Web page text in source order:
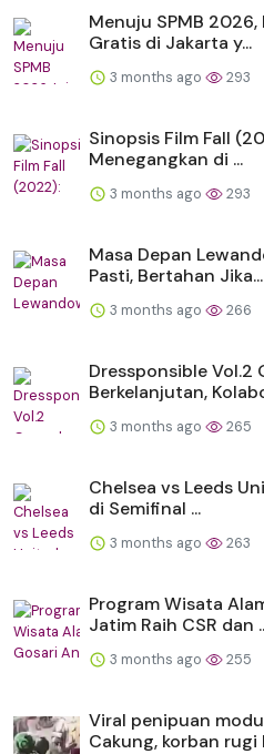
Menuju SPMB
Gratis di Jakarta y...
3 months ago 293
Sinopsis Film Fall
Menegangkan di ...
3 months ago 293
Masa Depan
Pasti, Bertahan Jika...
3 months ago 266
Dressponsible Vol.2
Berkelanjutan,
3 months ago 265
Chelsea vs Leeds
di Semifinal ...
3 months ago 263
Program Wisata
Jatim Raih CSR dan
3 months ago 255
Viral penipuan
Cakung, korban rugi